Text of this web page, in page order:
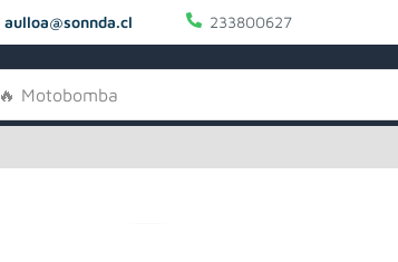
aulloa@sonnda.cl 233800627
🔥 Motobomba